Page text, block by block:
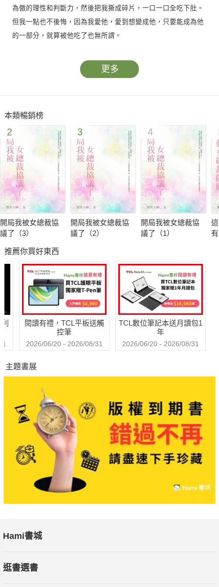
為傲的理性和判斷力，然後把我撕成碎片，一口一口全吃下肚。
但我一點也不後悔，因為我愛他，愛到想變成他，只要能成為他
的一部分，就算被他吃了也無所謂。
更多
本類暢銷榜
2
開局我被女總裁協
議了（3）
3
開局我被女總裁協
議了（2）
4
開局我被女總裁協
議了（1）
推薦你買好東西
閱讀有禮，TCL平板送觸
控筆
2026/06/20 - 2026/08/31
TCL數位筆記本送月讀包1
年
2026/06/20 - 2026/08/31
主題書展
Hami書城
逛書選書